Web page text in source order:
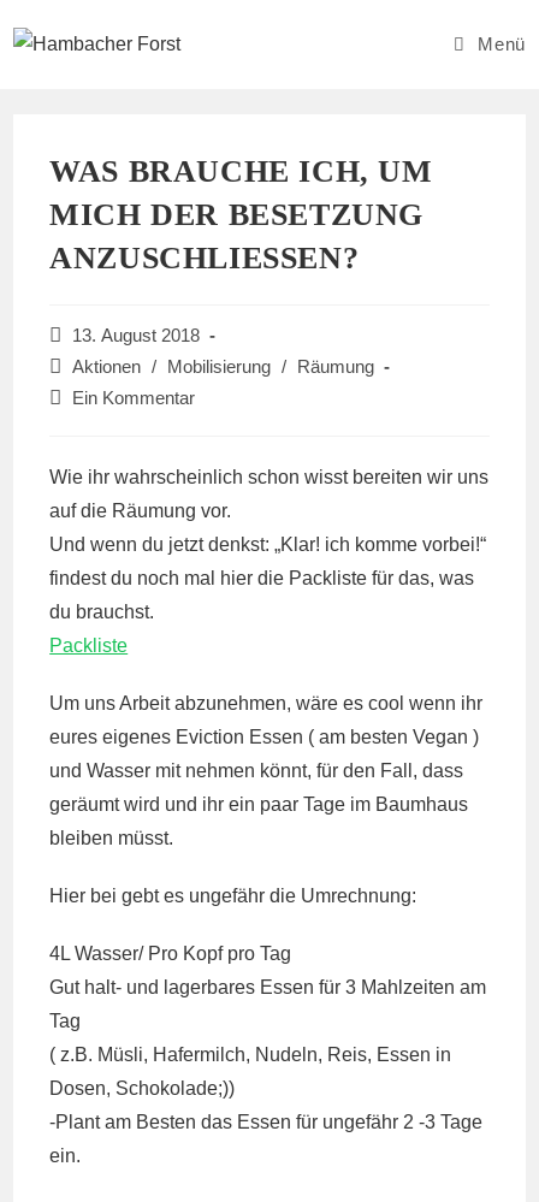
Inhalt
Menü
WAS BRAUCHE ICH, UM
MICH DER BESETZUNG
ANZUSCHLIESSEN?
Beitrag
veröffentlicht:
13. August 2018
Beitrags-
Kategorie:
Aktionen / Mobilisierung /
Räumung
Beitrags-
Ein Kommentar
Wie ihr wahrscheinlich schon wisst bereiten wir uns
auf die Räumung vor.
Und wenn du jetzt denkst: „Klar! ich komme vorbei!“
findest du noch mal hier die Packliste für das, was
du brauchst.
Packliste
Um uns Arbeit abzunehmen, wäre es cool wenn ihr
eures eigenes Eviction Essen ( am besten Vegan )
und Wasser mit nehmen könnt, für den Fall, dass
geräumt wird und ihr ein paar Tage im Baumhaus
bleiben müsst.
Hier bei gebt es ungefähr die Umrechnung:
4L Wasser/ Pro Kopf pro Tag
Gut halt- und lagerbares Essen für 3 Mahlzeiten am
Tag
( z.B. Müsli, Hafermilch, Nudeln, Reis, Essen in
Dosen, Schokolade;))
-Plant am Besten das Essen für ungefähr 2 -3 Tage
ein.